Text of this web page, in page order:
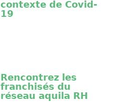
contexte de Covid-
19
Rencontrez les
franchisés du
réseau aquila RH